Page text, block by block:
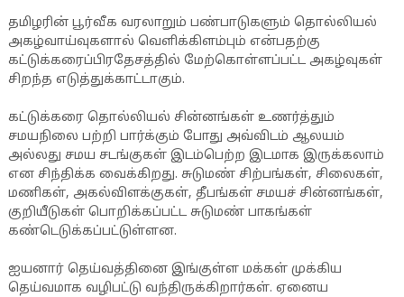
தமிழரின் பூர்வீக வரலாறும் பண்பாடுகளும் தொல்லியல்
அகழ்வாய்வுகளால் வெளிக்கிளம்பும் என்பதற்கு
கட்டுக்கரைப்பிரதேசத்தில் மேற்கொள்ளப்பட்ட அகழ்வுகள்
சிறந்த எடுத்துக்காட்டாகும்.
கட்டுக்கரை தொல்லியல் சின்னங்கள் உணர்த்தும்
சமயநிலை பற்றி பார்க்கும் போது அவ்விடம் ஆலயம்
அல்லது சமய சடங்குகள் இடம்பெற்ற இடமாக இருக்கலாம்
என சிந்திக்க வைக்கிறது. சுடுமண் சிற்பங்கள், சிலைகள்,
மணிகள், அகல்விளக்குகள், தீபங்கள் சமயச் சின்னங்கள்,
குறியீடுகள் பொறிக்கப்பட்ட சுடுமண் பாகங்கள்
கண்டெடுக்கப்பட்டுள்ளன.
ஐயனார் தெய்வத்தினை இங்குள்ள மக்கள் முக்கிய
தெய்வமாக வழிபட்டு வந்திருக்கிறார்கள். ஏனைய